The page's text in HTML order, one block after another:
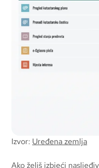
Izvor: Uređena zemlja
Ako želiš izbjeći